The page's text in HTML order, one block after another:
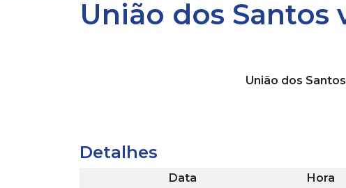
União dos Santos
União dos Santos
Detalhes
Data Hora